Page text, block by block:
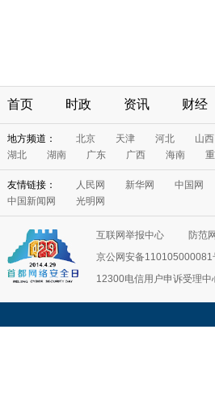
首页 时政 资讯 财经
地方频道： 北京 天津 河北
山西
湖北
湖南 广东 广西 海南
友情链接： 人民网 新华网
中国网
中国新闻网
光明网
互联网举报中心
防范
京公网安备110105000081
12300电信用户申诉受理中